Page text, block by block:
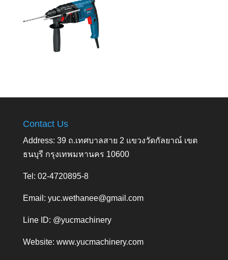
Contact Us
Address: 39 ถ.เทศบาลสาย 2 แขวงวัดกัลยาณ์ เขต
ธนบุรี กรุงเทพมหานคร 10600
Tel: 02-4720895-8
Email: yuc.wethanee@gmail.com
Line ID: @yucmachinery
Website: www.yucmachinery.com